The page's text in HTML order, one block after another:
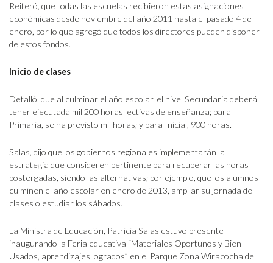
Reiteró, que todas las escuelas recibieron estas asignaciones
económicas desde noviembre del año 2011 hasta el pasado 4 de
enero, por lo que agregó que todos los directores pueden disponer
de estos fondos.
Inicio de clases
Detalló, que al culminar el año escolar, el nivel Secundaria deberá
tener ejecutada mil 200 horas lectivas de enseñanza; para
Primaria, se ha previsto mil horas; y para Inicial, 900 horas.
Salas, dijo que los gobiernos regionales implementarán la
estrategia que consideren pertinente para recuperar las horas
postergadas, siendo las alternativas; por ejemplo, que los alumnos
culminen el año escolar en enero de 2013, ampliar su jornada de
clases o estudiar los sábados.
La Ministra de Educación, Patricia Salas estuvo presente
inaugurando la Feria educativa “Materiales Oportunos y Bien
Usados, aprendizajes logrados” en el Parque Zona Wiracocha de